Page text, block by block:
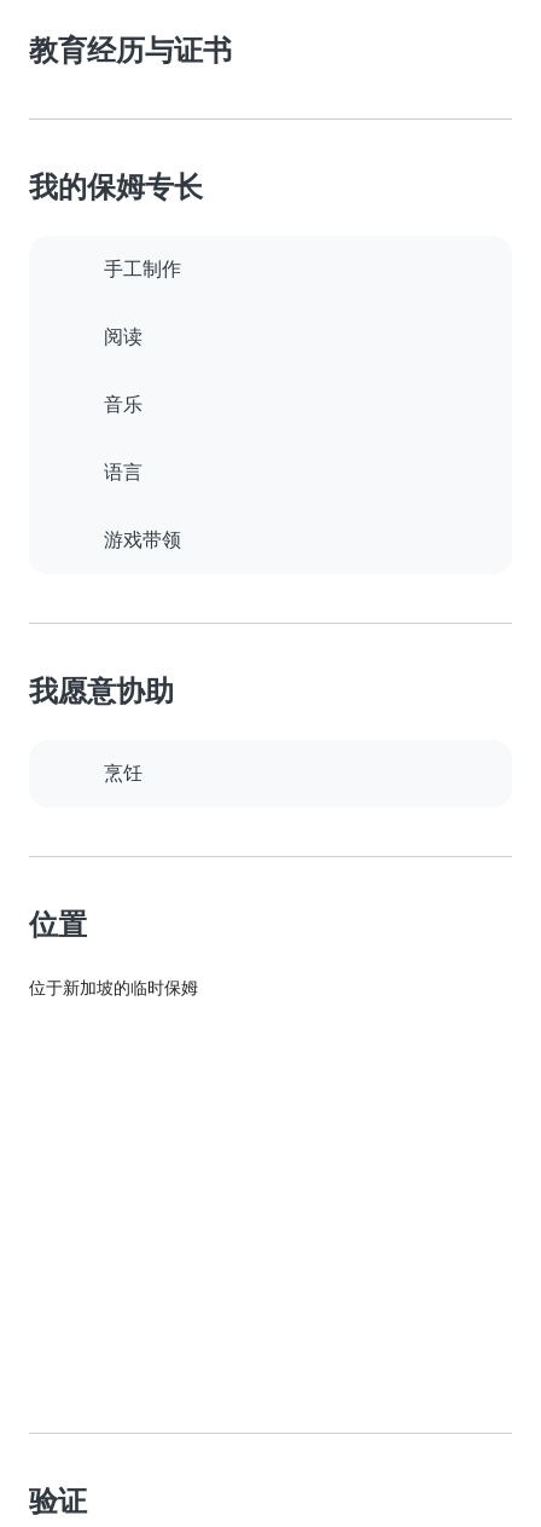
教育经历与证书
我的保姆专长
手工制作
阅读
音乐
语言
游戏带领
我愿意协助
烹饪
位置
位于新加坡的临时保姆
验证